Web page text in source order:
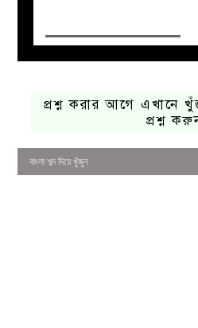
প্রশ্ন করার আগে এখানে
প্রশ্ন